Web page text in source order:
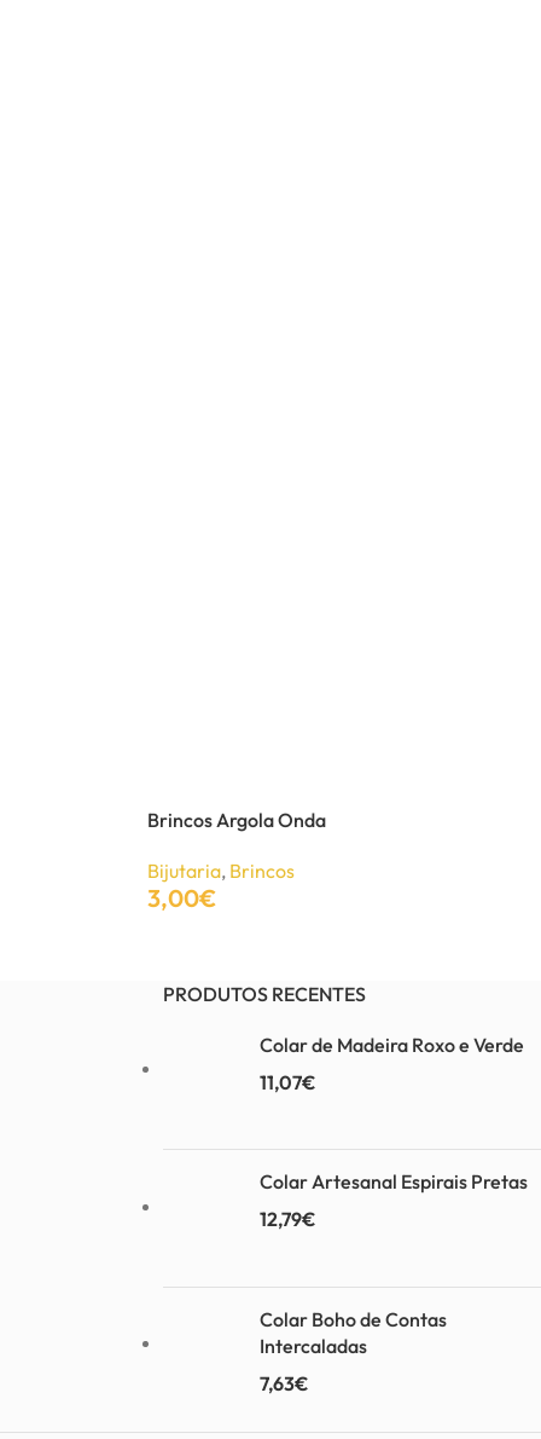
Brincos Argola Onda
Bijutaria, Brincos
3,00€
PRODUTOS RECENTES
Colar de Madeira Roxo e Verde
11,07€
Colar Artesanal Espirais Pretas
12,79€
Colar Boho de Contas
Intercaladas
7,63€